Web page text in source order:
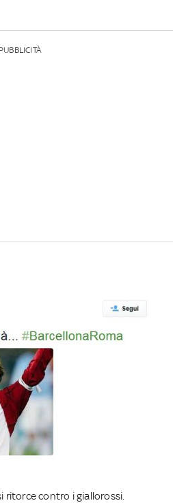
PUBBLICITÀ
ritorce contro i giallorossi.